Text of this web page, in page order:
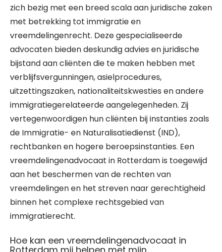
zich bezig met een breed scala aan juridische zaken
met betrekking tot immigratie en
vreemdelingenrecht. Deze gespecialiseerde
advocaten bieden deskundig advies en juridische
bijstand aan cliënten die te maken hebben met
verblijfsvergunningen, asielprocedures,
uitzettingszaken, nationaliteitskwesties en andere
immigratiegerelateerde aangelegenheden. Zij
vertegenwoordigen hun cliënten bij instanties zoals
de Immigratie- en Naturalisatiedienst (IND),
rechtbanken en hogere beroepsinstanties. Een
vreemdelingenadvocaat in Rotterdam is toegewijd
aan het beschermen van de rechten van
vreemdelingen en het streven naar gerechtigheid
binnen het complexe rechtsgebied van
immigratierecht.
Hoe kan een vreemdelingenadvocaat in